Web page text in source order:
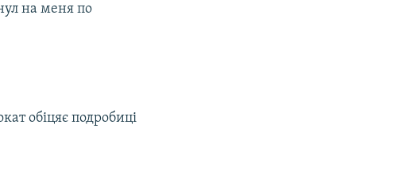
на меня по
обіцяє подробиці